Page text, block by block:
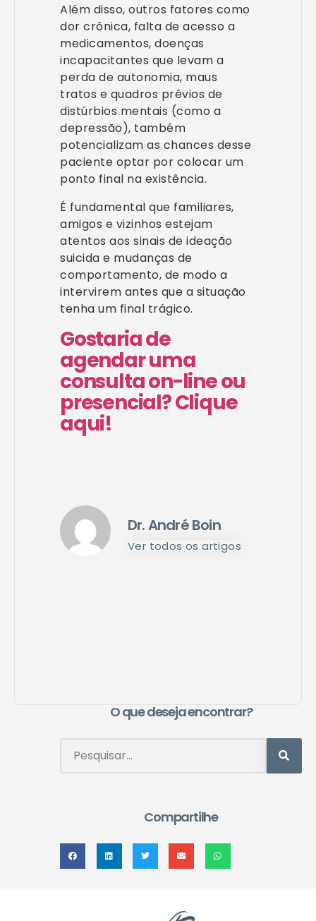
Além disso, outros fatores como
dor crônica, falta de acesso a
medicamentos, doenças
incapacitantes que levam a
perda de autonomia, maus
tratos e quadros prévios de
distúrbios mentais (como a
depressão), também
potencializam as chances desse
paciente optar por colocar um
ponto final na existência.
É fundamental que familiares,
amigos e vizinhos estejam
atentos aos sinais de ideação
suicida e mudanças de
comportamento, de modo a
intervirem antes que a situação
tenha um final trágico.
Gostaria de
agendar uma
consulta on-line ou
presencial? Clique
aqui!
Dr. André Boin
Ver todos os artigos
O que deseja encontrar?
Compartilhe